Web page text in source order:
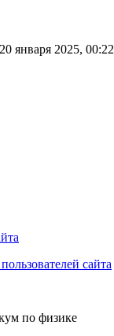
января 2025, 00:22
сайта
по физике